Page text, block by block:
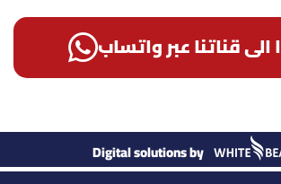
الى قناتنا عبر واتساب
Digital solutions by